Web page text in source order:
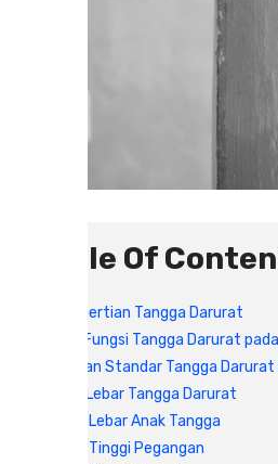
Table Of
Pengertian Tangga Darurat
Apa Fungsi Tangga Darurat
Ukuran Standar Tangga
1. Lebar Tangga Darurat
2. Lebar Anak Tangga
3. Tinggi Pegangan